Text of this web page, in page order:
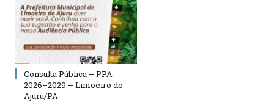
Consulta Pública – PPA
2026–2029 – Limoeiro do
Ajuru/PA